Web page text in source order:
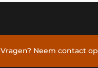
Vragen? Neem contact op